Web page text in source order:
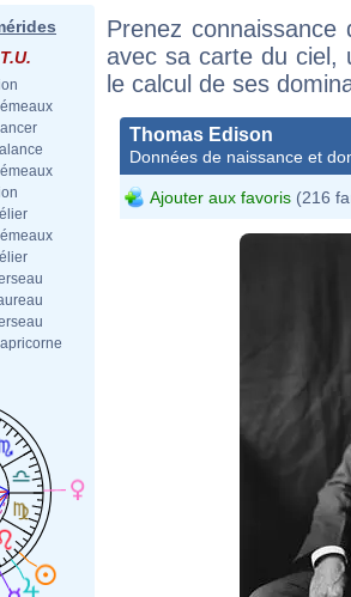
Prenez
avec sa carte du ciel,
le calcul de ses
Thomas Edison
Données de naissance et
Ajouter aux favoris (216